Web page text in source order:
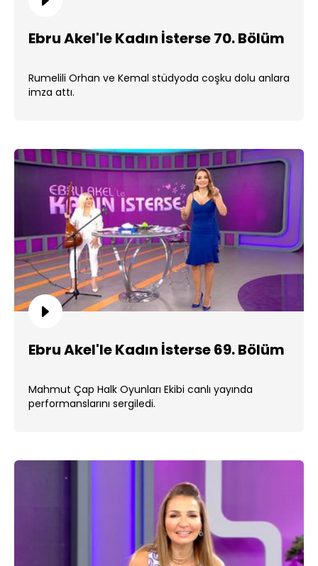
Ebru Akel'le Kadın İsterse 70. Bölüm
Rumelili Orhan ve Kemal stüdyoda coşku dolu anlara
imza attı.
Ebru Akel'le Kadın İsterse 69. Bölüm
Mahmut Çap Halk Oyunları Ekibi canlı yayında
performanslarını sergiledi.